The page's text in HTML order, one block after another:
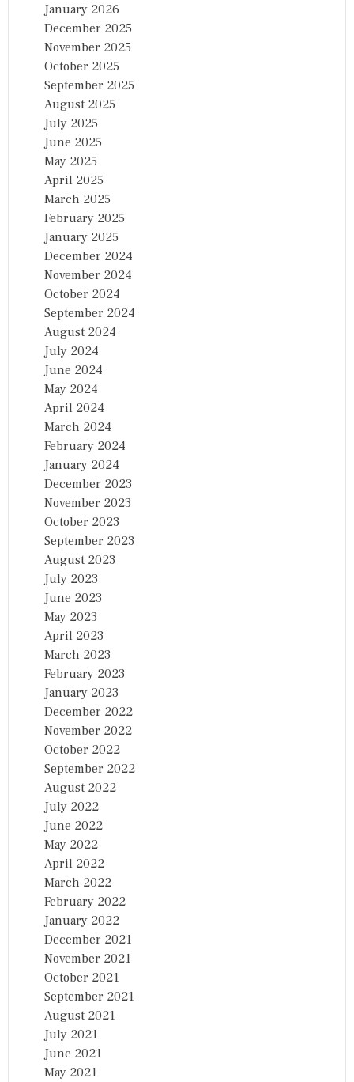
January 2026
December 2025
November 2025
October 2025
September 2025
August 2025
July 2025
June 2025
May 2025
April 2025
March 2025
February 2025
January 2025
December 2024
November 2024
October 2024
September 2024
August 2024
July 2024
June 2024
May 2024
April 2024
March 2024
February 2024
January 2024
December 2023
November 2023
October 2023
September 2023
August 2023
July 2023
June 2023
May 2023
April 2023
March 2023
February 2023
January 2023
December 2022
November 2022
October 2022
September 2022
August 2022
July 2022
June 2022
May 2022
April 2022
March 2022
February 2022
January 2022
December 2021
November 2021
October 2021
September 2021
August 2021
July 2021
June 2021
May 2021